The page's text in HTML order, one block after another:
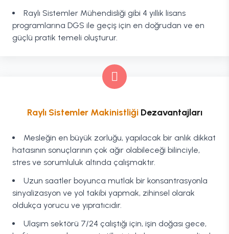
Raylı Sistemler Mühendisliği gibi 4 yıllık lisans
programlarına DGS ile geçiş için en doğrudan ve en
güçlü pratik temeli oluşturur.
Raylı Sistemler MakinistliğiDezavantajları
Mesleğin en büyük zorluğu, yapılacak bir anlık dikkat
hatasının sonuçlarının çok ağır olabileceği bilinciyle,
stres ve sorumluluk altında çalışmaktır.
Uzun saatler boyunca mutlak bir konsantrasyonla
sinyalizasyon ve yol takibi yapmak, zihinsel olarak
oldukça yorucu ve yıpratıcıdır.
Ulaşım sektörü 7/24 çalıştığı için, işin doğası gece,